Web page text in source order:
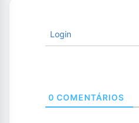
Login
0 COMENTÁRIOS